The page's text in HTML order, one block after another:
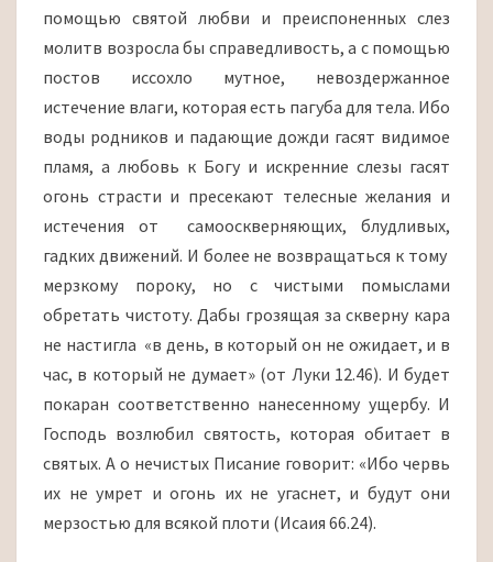
помощью святой любви и преиспоненных слез
молитв возросла бы справедливость, а с помощью
постов иссохло мутное, невоздержанное
истечение влаги, которая есть пагуба для тела. Ибо
воды родников и падающие дожди гасят видимое
пламя, а любовь к Богу и искренние слезы гасят
огонь страсти и пресекают телесные желания и
истечения от самооскверняющих, блудливых,
гадких движений. И более не возвращаться к тому
мерзкому пороку, но с чистыми помыслами
обретать чистоту. Дабы грозящая за скверну кара
не настигла «в день, в который он не ожидает, и в
час, в который не думает» (от Луки 12.46). И будет
покаран соответственно нанесенному ущербу. И
Господь возлюбил святость, которая обитает в
святых. А о нечистых Писание говорит: «Ибо червь
их не умрет и огонь их не угаснет, и будут они
мерзостью для всякой плоти (Исаия 66.24).